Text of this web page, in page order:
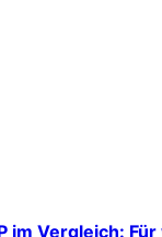
im Vergleich: